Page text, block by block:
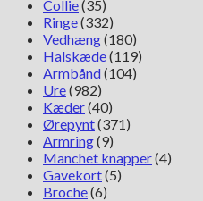
Collie(35)
Ringe(332)
Vedhæng(180)
Halskæde(119)
Armbånd(104)
Ure(982)
Kæder(40)
Ørepynt(371)
Armring(9)
Manchet knapper(4)
Gavekort(5)
Broche(6)